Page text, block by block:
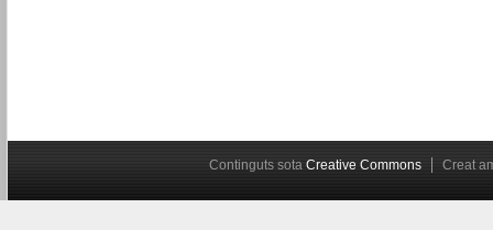
Continguts sota Creative Commons Creat